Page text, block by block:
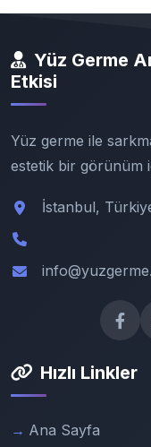
Yüz Germe
Etkisi
Yüz germe ile
estetik bir görünüm
İstanbul,
Hızlı Linkler
Ana Sayfa